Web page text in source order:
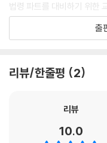
법령 파트를 대비하기 위한
공편저자인 한동욱 노무사
대표 편저자 공인노무사
출
리뷰/한줄평 2
리뷰
10.0